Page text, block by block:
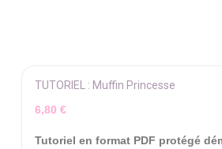
TUTORIEL : Muffin Princesse
6,80 €
Tutoriel en format PDF protégé